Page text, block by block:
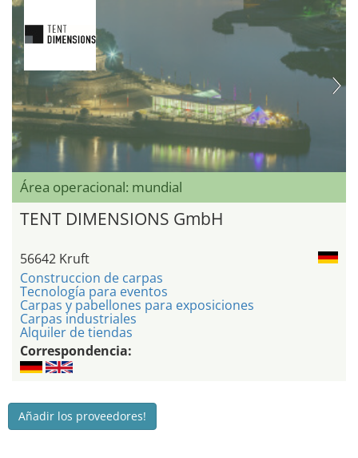
Área operacional: mundial
TENT DIMENSIONS GmbH
56642 Kruft
Construccion de carpas
Tecnología para eventos
Carpas y pabellones para exposiciones
Carpas industriales
Alquiler de tiendas
Correspondencia:
Añadir los proveedores!